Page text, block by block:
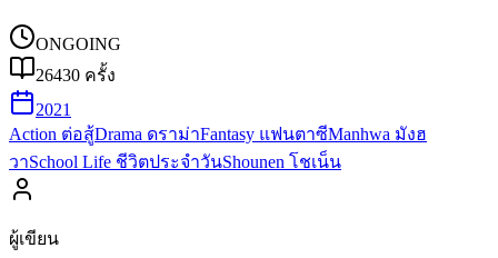
ONGOING
26430 ครั้ง
2021
Action ต่อสู้Drama ดราม่าFantasy แฟนตาซีManhwa มังฮ
วาSchool Life ชีวิตประจำวันShounen โชเน็น
ผู้เขียน